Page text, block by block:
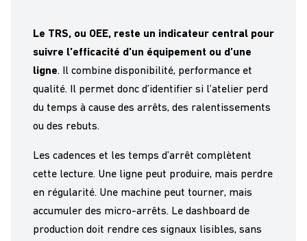
Le TRS, ou OEE, reste un indicateur central pour
suivre l’efficacité d’un équipement ou d’une
ligne. Il combine disponibilité, performance et
qualité. Il permet donc d’identifier si l’atelier perd
du temps à cause des arrêts, des ralentissements
ou des rebuts.
Les cadences et les temps d’arrêt complètent
cette lecture. Une ligne peut produire, mais perdre
en régularité. Une machine peut tourner, mais
accumuler des micro-arrêts. Le dashboard de
production doit rendre ces signaux lisibles, sans